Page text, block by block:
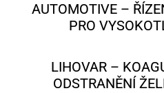
AUTOMOTIVE –
PRO
LIHOVAR –
ODSTRANĚNÍ